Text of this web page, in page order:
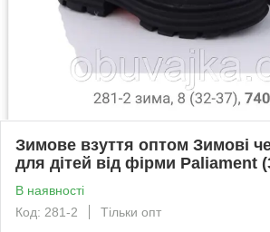
Зимове взуття оптом Зимові
для дітей від фірми Paliament
В наявності
Код: 281-2
Тільки опт